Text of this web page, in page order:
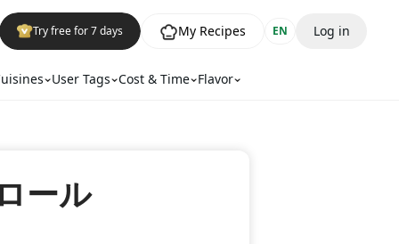
Try free for 7 days My Recipes EN Log in
User Tags Cost & Time Flavor
ール